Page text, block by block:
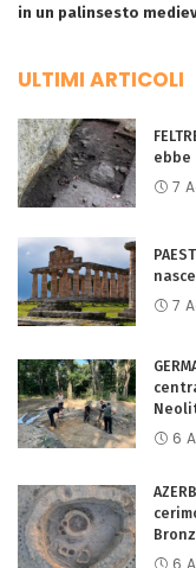
in un palinsesto
ULTIMI ARTICOLI
ebbe
7
7
6
6